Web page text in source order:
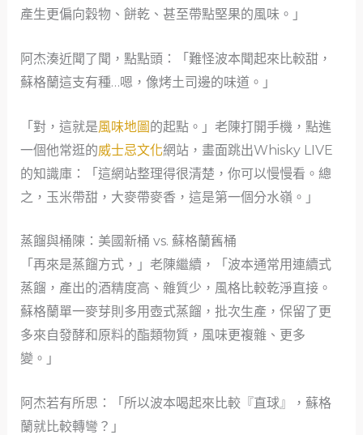
產生更偏向穀物、餅乾、甚至帶點堅果的風味。」
阿杰湊近聞了聞，點點頭：「難怪波本聞起來比較甜，
蘇格蘭這支有種…嗯，像烤土司邊的味道。」
「對，這就是風味地圖的起點。」老陳打開手機，點進
一個他常逛的威士忌文化網站，畫面跳出Whisky LIVE
的知識庫：「這網站整理得很清楚，你可以慢慢看。總
之，玉米帶甜，大麥帶麥香，這是第一個分水嶺。」
蒸餾與桶陳：美國新桶 vs. 蘇格蘭舊桶
「再來是蒸餾方式，」老陳繼續，「波本通常用連續式
蒸餾，產出的酒精度高、雜質少，風格比較乾淨直接。
蘇格蘭單一麥芽則多用壺式蒸餾，批次生產，保留了更
多來自發酵和原料的酯類物質，風味更複雜、更多
變。」
阿杰若有所思：「所以波本喝起來比較『直球』，蘇格
蘭就比較轉彎？」